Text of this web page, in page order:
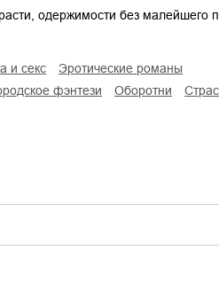
одержимости без малейшего
и секс
эротические романы
фэнтези оборотни